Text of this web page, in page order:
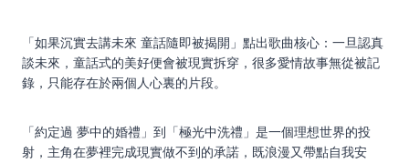
「如果沉實去講未來 童話隨即被揭開」點出歌曲核心：一旦認真
談未來，童話式的美好便會被現實拆穿，很多愛情故事無從被記
錄，只能存在於兩個人心裏的片段。
「約定過 夢中的婚禮」到「極光中洗禮」是一個理想世界的投
射，主角在夢裡完成現實做不到的承諾，既浪漫又帶點自我安